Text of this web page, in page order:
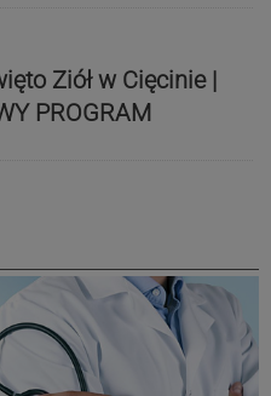
Ziół w Cięcinie |
PROGRAM